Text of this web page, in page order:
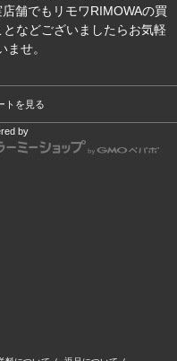
舗でもリモワRIMOWAの買
などございましたらお気軽
ませ。
トを見る
by